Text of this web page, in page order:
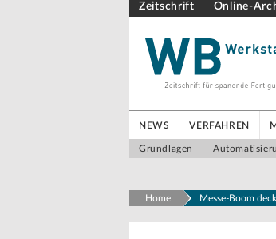
Zeitschrift Online-
NEWS VERFAHREN
Grundlagen
Home Messe-Boom